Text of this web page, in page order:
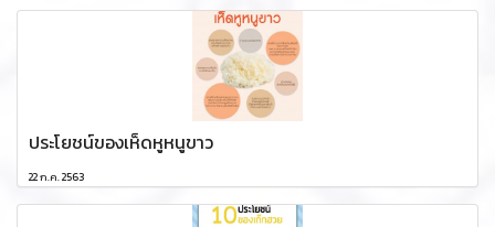
ประโยชน์ของเห็ดหูหนูขาว
22 ก.ค. 2563